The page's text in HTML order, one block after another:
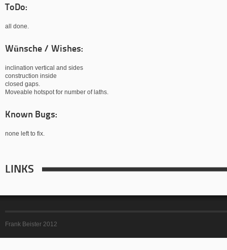
ToDo:
all done.
Wünsche / Wishes:
inclination vertical and sides
construction inside
closed gaps.
Moveable hotspot for number of laths.
Known Bugs:
none left to fix.
LINKS
Frank Beister 2012